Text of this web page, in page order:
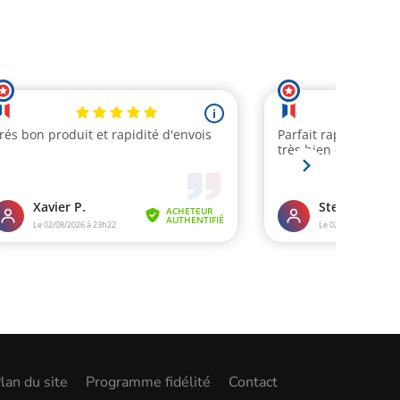
du site Programme fidélité Contact